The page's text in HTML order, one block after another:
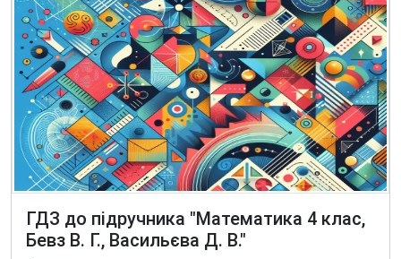
ГДЗ до підручника "Математика 4 клас,
Бевз В. Г., Васильєва Д. В."